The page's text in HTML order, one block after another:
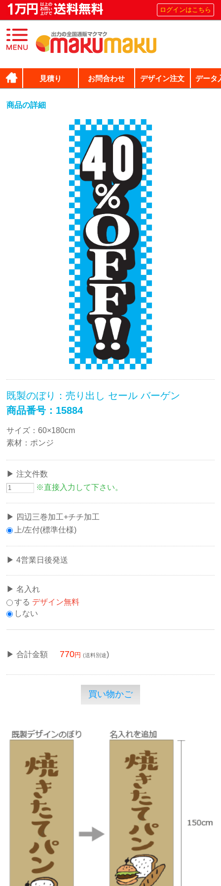
ログインはこちら
見積り お問合わせ デザイン注文 データ
商品の詳細
既製のぼり：売り出し セール バーゲン
商品番号：15884
サイズ：60×180cm
素材：ポンジ
注文件数
※直接入力して下さい。
四辺三巻加工+チチ加工
上/左付(標準仕様)
4営業日後発送
名入れ
する デザイン無料
しない
合計金額 770 (送料別途)